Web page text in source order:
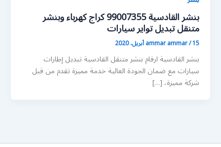
بنشر القادسية 99007355 كراج كهرباء وبنشر
متنقل تبديل تواير سيارات
ammar ammar/15 أبريل، 2020
بنشر القادسية ارقام بنشر متنقل القادسية تبديل إطارات
سيارات مع ضمان الجودة العالية خدمة مميزة تقدم من قبل
شركة مميزة، […]